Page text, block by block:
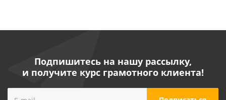
Подпишитесь на нашу рассылку,
и получите курс грамотного клиента!